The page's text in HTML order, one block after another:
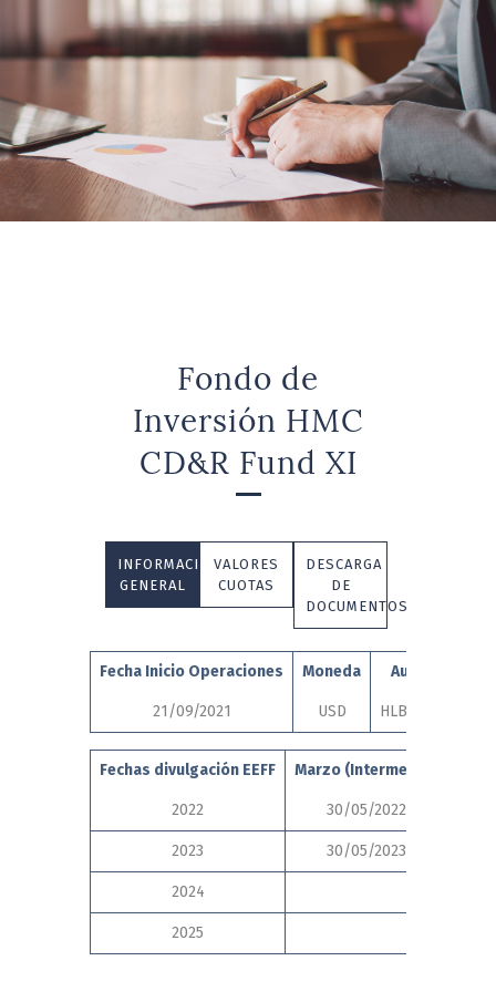
Fondo de
Inversión HMC
CD&R Fund XI
INFORMACIÓN
GENERAL
VALORES
CUOTAS
DESCARGA
DE
DOCUMENTOS
Fecha Inicio Operaciones Moneda Auditores
21/09/2021 USD HLB Surlatina
Fechas divulgación EEFF Marzo (Intermedio)
2022 30/05/2022
2023 30/05/2023
2024
2025